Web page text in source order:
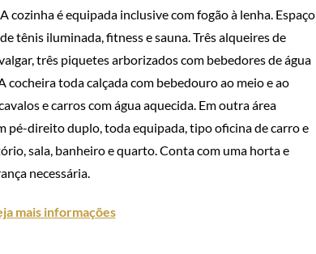
é equipada inclusive com fogão à lenha. Espaço
tênis iluminada, fitness e sauna. Três alqueires de
três piquetes arborizados com bebedores de água
toda calçada com bebedouro ao meio e ao
e carros com água aquecida. Em outra área
pé-direito duplo, toda equipada, tipo oficina de carro e
sala, banheiro e quarto. Conta com uma horta e
necessária.
mais informações